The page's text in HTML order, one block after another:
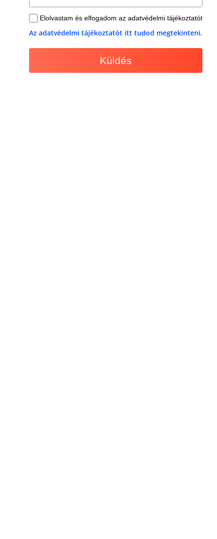
Elolvastam és elfogadom az adatvédelmi tájékoztatót
Az adatvédelmi tájékoztatót itt tudod megtekinteni.
Küldés